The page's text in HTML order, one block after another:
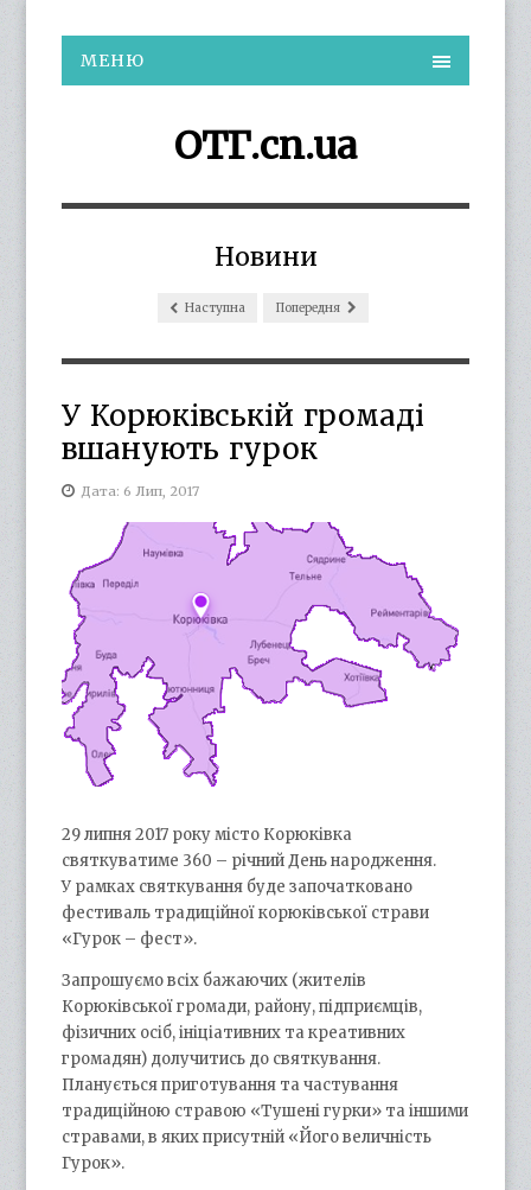
МЕНЮ
ОТГ.cn.ua
Новини
Наступна Попередня
У Корюківській громаді
вшанують гурок
Дата: 6 Лип, 2017
29 липня 2017 року місто Корюківка
святкуватиме 360 – річний День народження.
У рамках святкування буде започатковано
фестиваль традиційної корюківської страви
«Гурок – фест».
Запрошуємо всіх бажаючих (жителів
Корюківської громади, району, підприємців,
фізичних осіб, ініціативних та креативних
громадян) долучитись до святкування.
Планується приготування та частування
традиційною стравою «Тушені гурки» та іншими
стравами, в яких присутній «Його величність
Гурок».